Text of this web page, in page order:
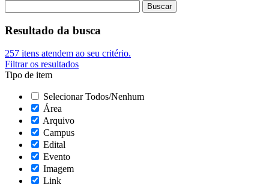
Resultado da busca
257 itens atendem ao seu critério.
Filtrar os resultados
Tipo de item
Selecionar Todos/Nenhum
Área
Arquivo
Campus
Edital
Evento
Imagem
Link